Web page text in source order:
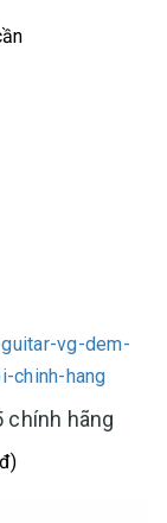
vg-dem-
chinh-hang
chính hãng